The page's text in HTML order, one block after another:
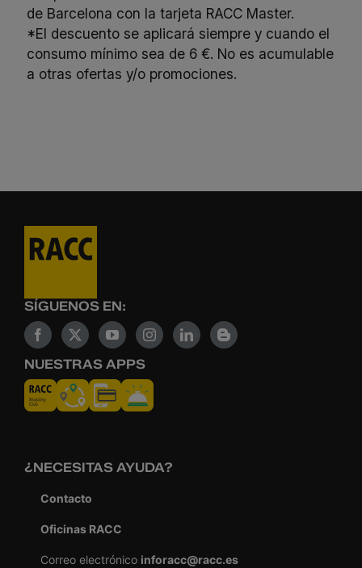
de Barcelona con la tarjeta RACC Master.
*El descuento se aplicará siempre y cuando el
consumo mínimo sea de 6 €. No es acumulable
a otras ofertas y/o promociones.
SÍGUENOS EN:
NUESTRAS APPS
¿NECESITAS AYUDA?
Contacto
Oficinas RACC
Correo electrónico inforacc@racc.es